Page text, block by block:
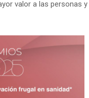
valor a las personas y